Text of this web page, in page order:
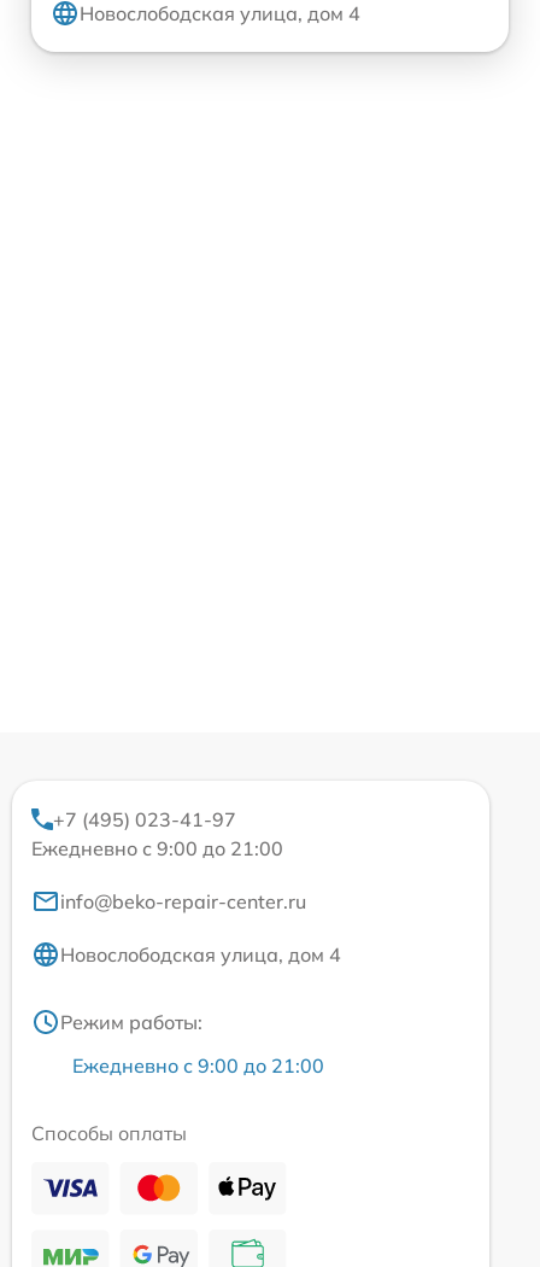
Новослободская улица, дом 4
+7 (495) 023-41-97
Ежедневно с 9:00 до 21:00
info@beko-repair-center.ru
Новослободская улица, дом 4
Режим работы:
Ежедневно с 9:00 до 21:00
Способы оплаты